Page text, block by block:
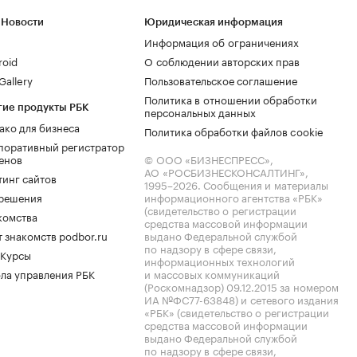
продукты РБК
для бизнеса
регистратор
сайтов
знакомств podbor.ru
управления РБК
Юридическая информация
Информация об ограничениях
О соблюдении авторских прав
Пользовательское соглашение
Политика в отношении обработки
персональных данных
Политика обработки файлов cookie
© ООО «БИЗНЕСПРЕСС»,
АО «РОСБИЗНЕСКОНСАЛТИНГ»,
1995–2026. Сообщения и материалы
информационного агентства «РБК»
(свидетельство о регистрации
средства массовой информации
выдано Федеральной службой
по надзору в сфере связи,
информационных технологий
и массовых коммуникаций
(Роскомнадзор) 09.12.2015 за номером
ИА №ФС77-63848) и сетевого издания
«РБК» (свидетельство о регистрации
средства массовой информации
выдано Федеральной службой
по надзору в сфере связи,